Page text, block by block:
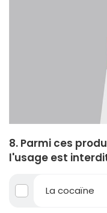
8. Parmi ces
l'usage est
La cocaïne